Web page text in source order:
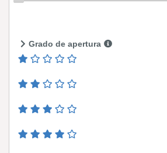
Grado de apertura